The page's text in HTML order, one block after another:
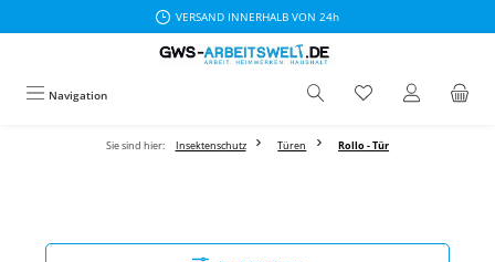
VERSAND INNERHALB VON 24h
Navigation
Sie sind hier: Insektenschutz Türen Rollo - Tür